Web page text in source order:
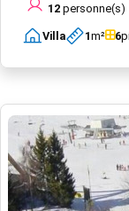
12 personne(s)
Villa 1m² 6